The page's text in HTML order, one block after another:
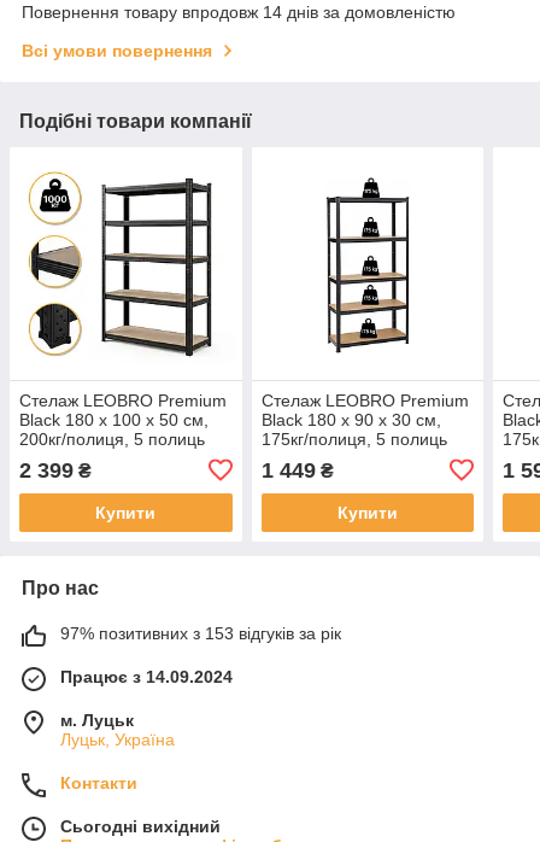
Повернення товару впродовж 14 днів за домовленістю
Всі умови повернення
Подібні товари компанії
Стелаж LEOBRO Premium
Black 180 х 100 х 50 см,
200кг/полиця, 5 полиць
2 399 ₴
Купити
Стелаж LEOBRO Premium
Black 180 х 90 х 30 см,
175кг/полиця, 5 полиць
1 449₴
Купити
1
Про нас
97% позитивних з 153 відгуків за рік
Працює з 14.09.2024
м. Луцьк
Луцьк, Україна
Контакти
Сьогодні вихідний